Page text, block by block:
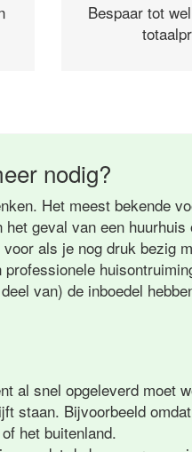
Bespaar tot
nodig?
Het meest bekende
geval van een
als je nog druk bezig
van) de inboedel
al snel opgeleverd moet
staan. Bijvoorbeeld
het buitenland.